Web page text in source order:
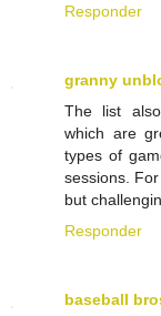
Responder
granny
The list
which are
types of
sessions.
but
Responder
baseball